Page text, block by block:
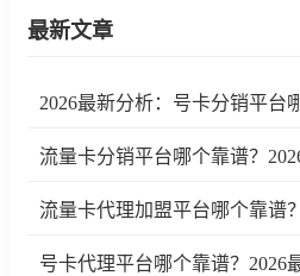
最新文章
流量卡分销平台哪个靠谱？
流量卡代理加盟平台哪个靠谱
号卡代理平台哪个靠谱？2026